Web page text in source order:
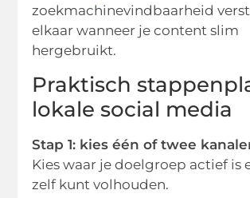
zoekmachinevindbaarheid
elkaar wanneer je content slim
hergebruikt.
Praktisch
lokale social media
Stap 1: kies één of twee
Kies waar je doelgroep actief is
zelf kunt volhouden.